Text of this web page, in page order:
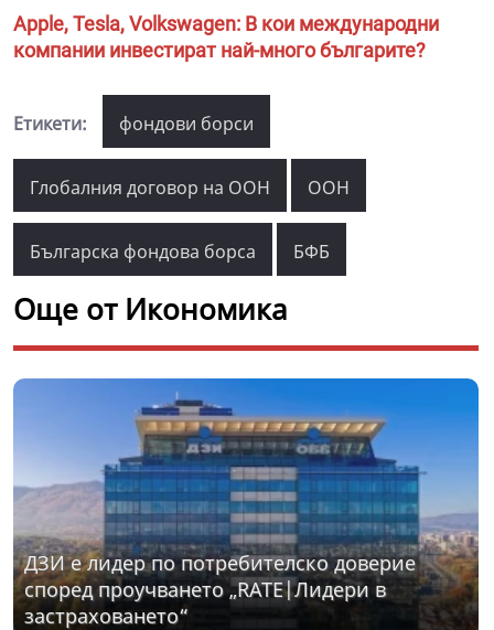
Apple, Tesla, Volkswagen: В кои международни
компании инвестират най-много българите?
Етикети: фондови борси
Глобалния договор на ООН ООН
Българска фондова борса БФБ
Още от Икономика
ДЗИ е лидер по потребителско доверие
според проучването „RATE|Лидери в
застраховането“